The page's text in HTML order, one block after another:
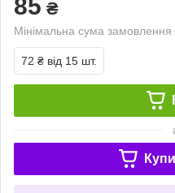
85 ₴
Мінімальна сума
72 ₴ від 15 шт.